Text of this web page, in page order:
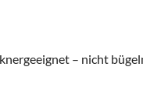
– nicht